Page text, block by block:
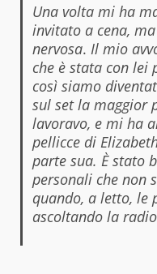
Una volta mi ha
invitato a cena,
nervosa. Il mio
che è stata con lei
così siamo
sul set la maggior
lavoravo, e mi ha
pellicce di
parte sua. È stato
personali che non
quando, a letto, le
ascoltando la